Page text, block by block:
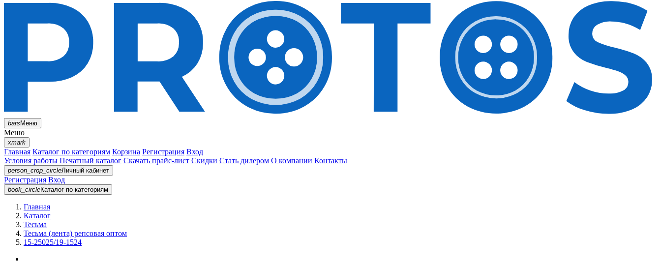
barsМеню
Меню
xmark
Главная Каталог по категориям Корзина Регистрация Вход
Условия работы Печатный каталог Скачать прайс-лист Скидки Стать дилером О компании Контакты
person_crop_circleЛичный кабинет
Регистрация Вход
book_circleКаталог по категориям
Главная
Каталог
Тесьма
Тесьма (лента) репсовая оптом
15-25025/19-1524